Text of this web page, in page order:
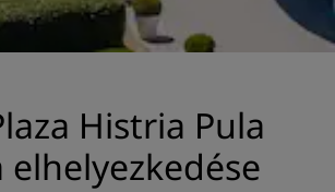
Histria Pula
elhelyezkedése